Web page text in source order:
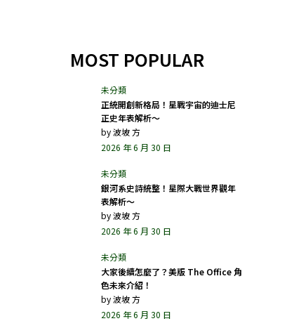
MOST POPULAR
正統開創新格局！星戰宇宙的迪士尼
正史年表解析～
by波坡 方
2026 年 6 月 30 日
銀河系史詩統整！星際大戰世界觀年
表解析～
by波坡 方
2026 年 6 月 30 日
大家後續怎麼了？美版 The Office 角
色未來介紹！
by波坡 方
2026 年 6 月 30 日